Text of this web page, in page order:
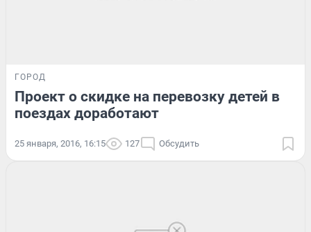
ГОРОД
Проект о скидке на перевозку детей в
поездах доработают
25 января, 2016, 16:15 127 Обсудить